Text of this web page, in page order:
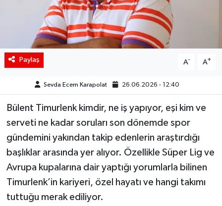
Paylaş A- A+
Sevda Ecem Karapolat 26.06.2026 - 12:40
Bülent Timurlenk kimdir, ne iş yapıyor, eşi kim ve
serveti ne kadar soruları son dönemde spor
gündemini yakından takip edenlerin araştırdığı
başlıklar arasında yer alıyor. Özellikle Süper Lig ve
Avrupa kupalarına dair yaptığı yorumlarla bilinen
Timurlenk’in kariyeri, özel hayatı ve hangi takımı
tuttuğu merak ediliyor.